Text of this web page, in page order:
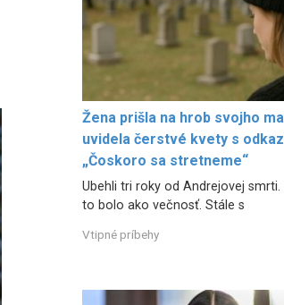
Žena prišla na hrob svojho
uvidela čerstvé kvety s
„Čoskoro sa stretneme“
Ubehli tri roky od Andrejovej smrti.
to bolo ako večnosť. Stále s
Vtipné príbehy